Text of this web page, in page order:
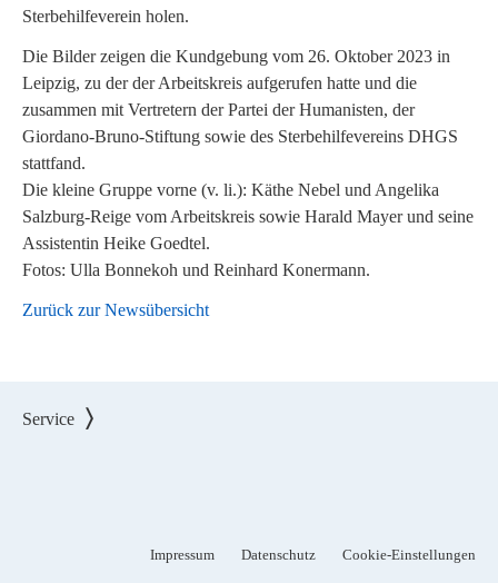
Sterbehilfeverein holen.
Die Bilder zeigen die Kundgebung vom 26. Oktober 2023 in
Leipzig, zu der der Arbeitskreis aufgerufen hatte und die
zusammen mit Vertretern der Partei der Humanisten, der
Giordano-Bruno-Stiftung sowie des Sterbehilfevereins DHGS
stattfand.
Die kleine Gruppe vorne (v. li.): Käthe Nebel und Angelika
Salzburg-Reige vom Arbeitskreis sowie Harald Mayer und seine
Assistentin Heike Goedtel.
Fotos: Ulla Bonnekoh und Reinhard Konermann.
Zurück zur Newsübersicht
Service
Impressum Datenschutz Cookie-Einstellungen